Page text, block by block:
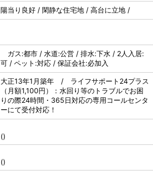
陽当り良好 / 閑静な住宅地 / 高台に立地 /
ガス:都市 / 水道:公営 / 排水:下水 / 2人入居:
可 / ペット:対応 / 保証会社:必加入
大正13年1月築年 / ライフサポート24プラス
（月額1,100円）：水回り等のトラブルでお困
りの際24時間・365日対応の専用コールセンタ
ーにて受付対応！
()
()